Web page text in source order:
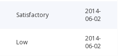
Satisfactory
2014-
06-02
Low
2014-
06-02